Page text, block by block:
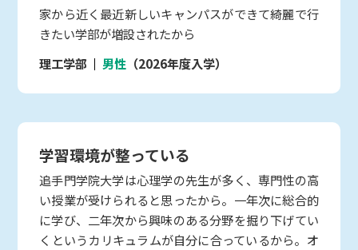
家から近く最近新しいキャンパスができて綺麗で行
きたい学部が増設されたから
理工学部
男性 （2026年度入学）
学習環境が整っている
追手門学院大学は心理学の先生が多く、専門性の高
い授業が受けられると思ったから。一年次に総合的
に学び、二年次から興味のある分野を掘り下げてい
くというカリキュラムが自分に合っているから。オ